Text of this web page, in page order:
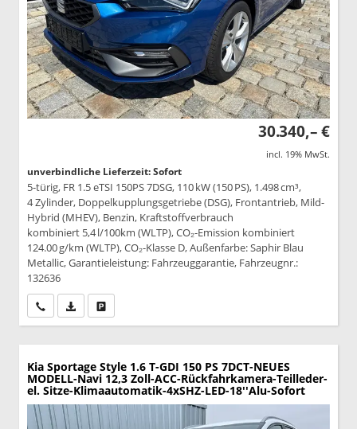
30.340,– €
incl. 19% MwSt.
unverbindliche Lieferzeit: Sofort
5-türig, FR 1.5 eTSI 150PS 7DSG, 110 kW (150 PS), 1.498 cm³,
4 Zylinder, Doppelkupplungsgetriebe (DSG), Frontantrieb, Mild-
Hybrid (MHEV), Benzin, Kraftstoffverbrauch
kombiniert 5,4 l/100km (WLTP), CO₂-Emission kombiniert
124.00 g/km (WLTP), CO₂-Klasse D, Außenfarbe: Saphir Blau
Metallic, Garantieleistung: Fahrzeuggarantie, Fahrzeugnr.:
132636
Wir rufen Sie anPDF-Datei, Fahrzeugexposé drucken
Kia Sportage Style 1.6 T-GDI 150 PS 7DCT-NEUES
MODELL-Navi 12,3 Zoll-ACC-Rückfahrkamera-Teilleder-
el. Sitze-Klimaautomatik-4xSHZ-LED-18''Alu-Sofort